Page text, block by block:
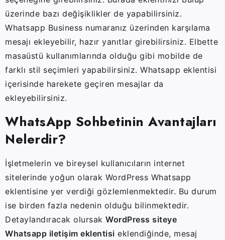
üzerinde bazı değişiklikler de yapabilirsiniz.
Whatsapp Business numaranız üzerinden karşılama
mesajı ekleyebilir, hazır yanıtlar girebilirsiniz. Elbette
masaüstü kullanımlarında olduğu gibi mobilde de
farklı stil seçimleri yapabilirsiniz. Whatsapp eklentisi
içerisinde harekete geçiren mesajlar da
ekleyebilirsiniz.
WhatsApp Sohbetinin Avantajları
Nelerdir?
İşletmelerin ve bireysel kullanıcıların internet
sitelerinde yoğun olarak WordPress Whatsapp
eklentisine yer verdiği gözlemlenmektedir. Bu durum
ise birden fazla nedenin olduğu bilinmektedir.
Detaylandıracak olursak WordPress siteye
Whatsapp iletişim eklentisi eklendiğinde, mesaj